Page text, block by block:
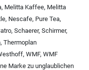
, Melitta Kaffee, Melitta
, Nescafe, Pure Tea,
, Schaerer, Schirmer,
, Thermoplan
, WMF, WMF
Marke zu unglaublichen